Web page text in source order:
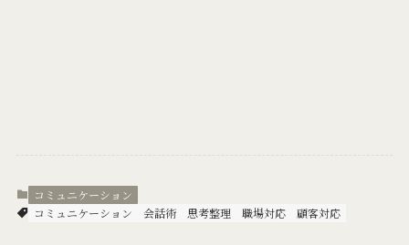
コミュニケーション
コミュニケーション
会話術 思考整理 職場対応 顧客対応